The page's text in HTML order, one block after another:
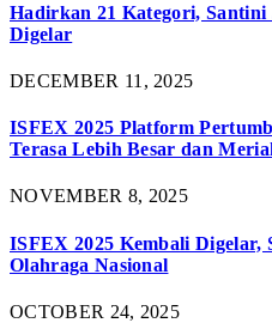
Hadirkan 21 Kategori,
Digelar
DECEMBER 11, 2025
ISFEX 2025 Platform
Terasa Lebih Besar dan
NOVEMBER 8, 2025
ISFEX 2025 Kembali Digelar,
Olahraga Nasional
OCTOBER 24, 2025